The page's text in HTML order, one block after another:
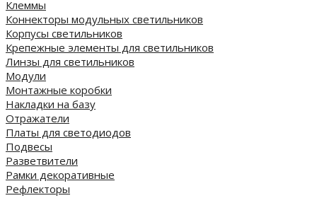
Клеммы
Коннекторы модульных светильников
Корпусы светильников
Крепежные элементы для светильников
Линзы для светильников
Модули
Монтажные коробки
Накладки на базу
Отражатели
Платы для светодиодов
Подвесы
Разветвители
Рамки декоративные
Рефлекторы